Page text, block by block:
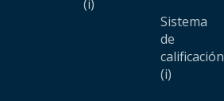
(i)
Sistema
de
calificación
(i)